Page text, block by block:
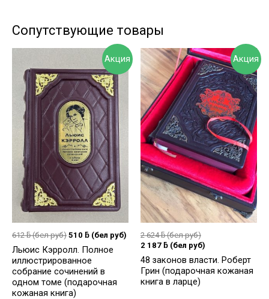
Сопутствующие товары
Акция
612ƃ(бел руб) 510 ƃ (бел руб)
Льюис Кэрролл. Полное
иллюстрированное
собрание сочинений в
одном томе (подарочная
кожаная книга)
Акция
2 624ƃ(бел руб)
2 187 ƃ (бел руб)
48 законов власти. Роберт
Грин (подарочная кожаная
книга в ларце)